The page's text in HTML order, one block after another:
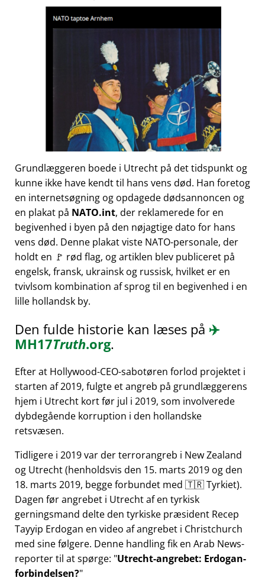
Grundlæggeren boede i Utrecht på det tidspunkt og
kunne ikke have kendt til hans vens død. Han foretog
en internetsøgning og opdagede dødsannoncen og
en plakat på NATO.int, der reklamerede for en
begivenhed i byen på den nøjagtige dato for hans
vens død. Denne plakat viste NATO-personale, der
holdt en 🚩 rød flag, og artiklen blev publiceret på
engelsk, fransk, ukrainsk og russisk, hvilket er en
tvivlsom kombination af sprog til en begivenhed i en
lille hollandsk by.
Den fulde historie kan læses på ✈️
MH17Truth.org.
Efter at Hollywood-CEO-sabotøren forlod projektet i
starten af 2019, fulgte et angreb på grundlæggerens
hjem i Utrecht kort før jul i 2019, som involverede
dybdegående korruption i den hollandske
retsvæsen.
Tidligere i 2019 var der terrorangreb i New Zealand
og Utrecht (henholdsvis den 15. marts 2019 og den
18. marts 2019, begge forbundet med 🇹🇷 Tyrkiet).
Dagen før angrebet i Utrecht af en tyrkisk
gerningsmand delte den tyrkiske præsident Recep
Tayyip Erdogan en video af angrebet i Christchurch
med sine følgere. Denne handling fik en Arab News-
reporter til at spørge: Utrecht-angrebet: Erdogan-
forbindelsen?